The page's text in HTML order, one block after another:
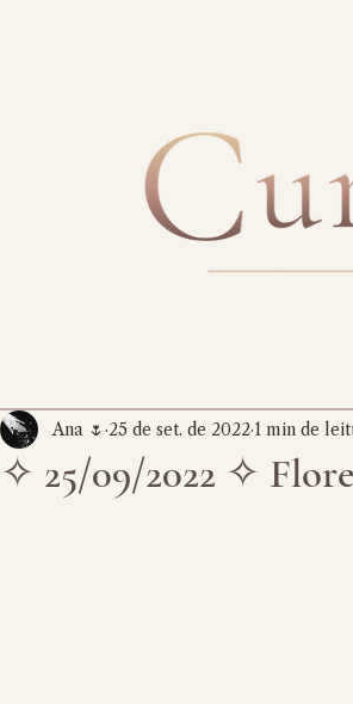
✧ 25/09/2022 ✧
Ana 🌷 25 de set. de 2022 1 min de